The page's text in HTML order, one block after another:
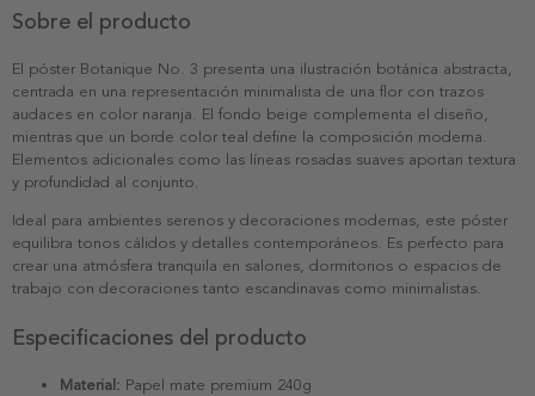
Sobre el producto
El póster Botanique No. 3 presenta una ilustración botánica abstracta,
centrada en una representación minimalista de una flor con trazos
audaces en color naranja. El fondo beige complementa el diseño,
mientras que un borde color teal define la composición moderna.
Elementos adicionales como las líneas rosadas suaves aportan textura
y profundidad al conjunto.
Ideal para ambientes serenos y decoraciones modernas, este póster
equilibra tonos cálidos y detalles contemporáneos. Es perfecto para
crear una atmósfera tranquila en salones, dormitorios o espacios de
trabajo con decoraciones tanto escandinavas como minimalistas.
Especificaciones del producto
Material: Papel mate premium 240g